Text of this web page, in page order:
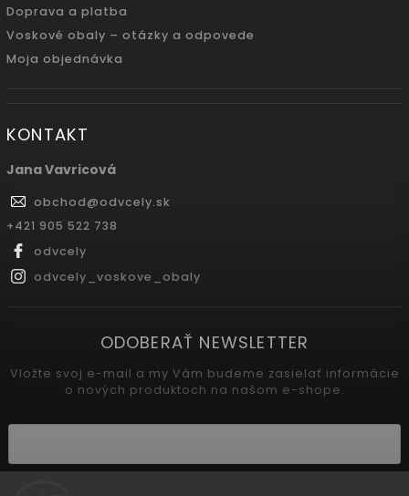
Doprava a platba
Voskové obaly – otázky a odpovede
Moja objednávka
KONTAKT
Jana Vavricová
obchod@odvcely.sk
+421 905 522 738
odvcely
odvcely_voskove_obaly
ODOBERAŤ NEWSLETTER
Vložte svoj e-mail a my Vám budeme zasielať informácie
o nových produktoch na našom e-shope.